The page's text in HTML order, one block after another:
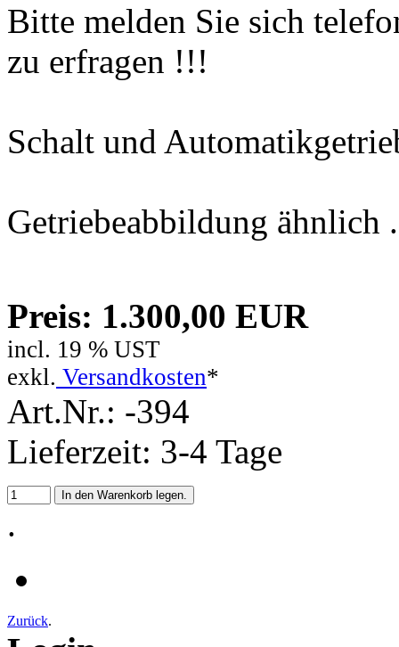
Bitte melden Sie sich
zu erfragen !!!
Schalt und
Getriebeabbildung ähnlich
Preis: 1.300,00 EUR
incl. 19 % UST
exkl. Versandkosten*
Art.Nr.: -394
Lieferzeit: 3-4 Tage
.
Zurück.